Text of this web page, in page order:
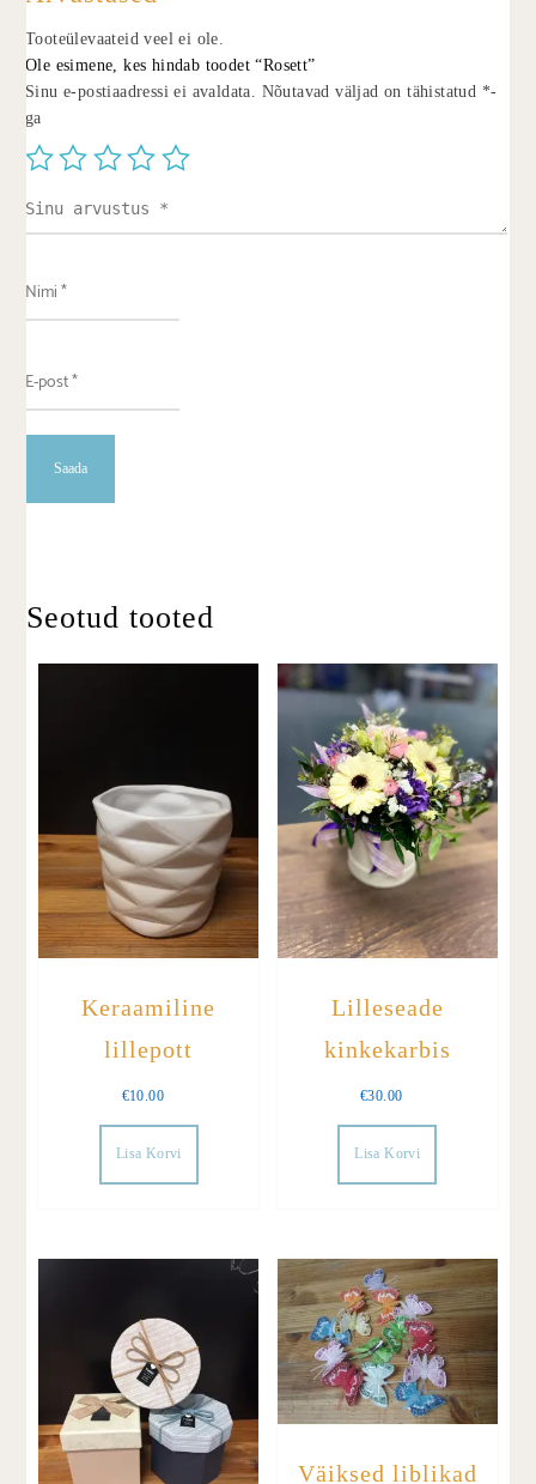
Tooteülevaateid veel ei ole.
Ole esimene, kes hindab toodet “Rosett”
Sinu e-postiaadressi ei avaldata. Nõutavad väljad on tähistatud *-
ga
Seotud tooted
Keraamiline
lillepott
€10.00
Lisa Korvi
Lilleseade
kinkekarbis
€30.00
Lisa Korvi
Väiksed liblikad